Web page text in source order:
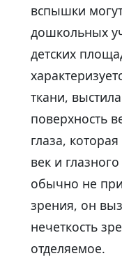
вспышки
дошкольных
детских
ткани,
поверхность
глаза,
век и
обычно не
зрения, он
нечеткость
отделяемое.